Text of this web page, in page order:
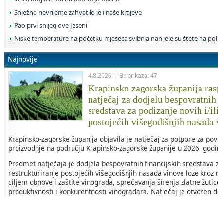
Snježno nevrijeme zahvatilo je i naše krajeve
Pao prvi snijeg ove Jeseni
Niske temperature na početku mjeseca svibnja nanijele su štete na
Najnovije
4.8.2026. | Br. prikaza: 47
Krapinsko zagorska županija
natječaj za dodjelu
sredstava za podizanje novih i/
postojećih višegodišnjih nasada
Krapinsko-zagorske županija objavila je natječaj za potpore za
proizvodnje na području Krapinsko-zagorske županije u 2026.
Predmet natječaja je dodjela bespovratnih financijskih sredstava
restrukturiranje postojećih višegodišnjih nasada vinove loze kroz
ciljem obnove i zaštite vinograda, sprečavanja širenja zlatne
produktivnosti i konkurentnosti vinogradara. Natječaj je otvoren